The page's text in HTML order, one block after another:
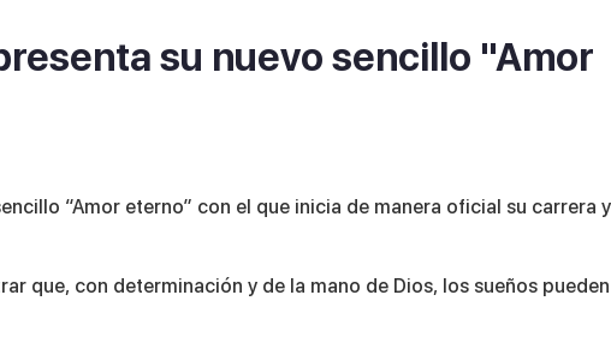
su nuevo sencillo "Amor
“Amor eterno” con el que inicia de manera oficial su carrera y
que, con determinación y de la mano de Dios, los sueños pueden